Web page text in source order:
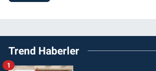
Trend Haberler
1